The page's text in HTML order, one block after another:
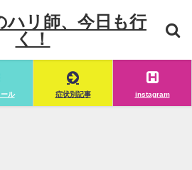
ハリ師、今日も行
く！
ル 症状別記事 instagram